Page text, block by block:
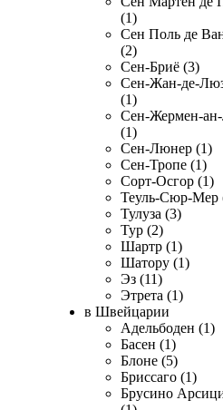
(1)
Сен Поль де
(2)
Сен-Бриё (3)
Сен-Жан-де-
(1)
Сен-Жермен-
(1)
Сен-Люнер (1)
Сен-Тропе (1)
Сорт-Осгор (1)
Теуль-Сюр-Мер
Тулуза (3)
Тур (2)
Шартр (1)
Шатору (1)
Эз (11)
Этрета (1)
в Швейцарии
Адельбоден (1)
Басен (1)
Блоне (5)
Бриссаго (1)
Брусино